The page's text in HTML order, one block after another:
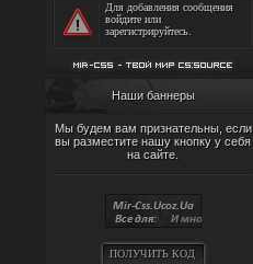
Для добавления сообщения
войдитеили
зарегистрируйтесь.
Наши баннеры
Мы будем вам признательны, если
вы разместите нашу кнопку у себя
на сайте.
ПОЛУЧИТЬ КОД